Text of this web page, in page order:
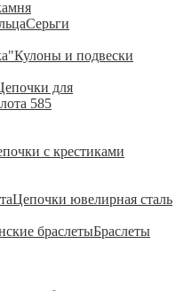
Серьги
Кулоны и подвески
для
585
с крестиками
Цепочки ювелирная сталь
браслетыБраслеты